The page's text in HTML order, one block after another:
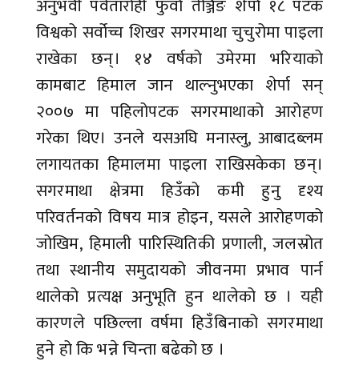
अनुभवी पर्वतारोही फुर्वा तेञ्जिङ शेर्पा १८ पटक
विश्वको सर्वोच्च शिखर सगरमाथा चुचुरोमा पाइला
राखेका छन्। १४ वर्षको उमेरमा भरियाको
कामबाट हिमाल जान थाल्नुभएका शेर्पा सन्
२००७ मा पहिलोपटक सगरमाथाको आरोहण
गरेका थिए। उनले यसअघि मनास्लु, आबादब्लम
लगायतका हिमालमा पाइला राखिसकेका छन्।
सगरमाथा क्षेत्रमा हिउँको कमी हुनु दृश्य
परिवर्तनको विषय मात्र होइन, यसले आरोहणको
जोखिम, हिमाली पारिस्थितिकी प्रणाली, जलस्रोत
तथा स्थानीय समुदायको जीवनमा प्रभाव पार्न
थालेको प्रत्यक्ष अनुभूति हुन थालेको छ । यही
कारणले पछिल्ला वर्षमा हिउँबिनाको सगरमाथा
हुने हो कि भन्ने चिन्ता बढेको छ ।